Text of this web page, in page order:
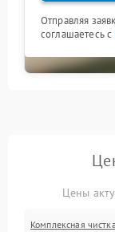
Отправляя
соглашаетесь с
Цены
Комплексная чистка